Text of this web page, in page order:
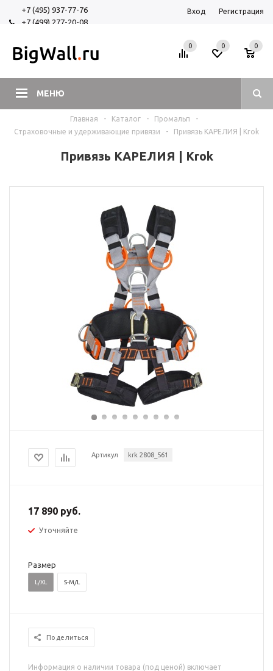
+7 (495) 937-77-76
+7 (499) 277-20-08
Вход Регистрация
МЕНЮ
0 0
0
Главная - Каталог - Промальп
-
Страховочные и удерживающие привязи
- Привязь КАРЕЛИЯ | Krok
Привязь КАРЕЛИЯ | Krok
Артикул krk 2808_561
17 890 руб.
Уточняйте
Размер
L/XL S-M/L
Поделиться
Информация о наличии товара (под ценой) включает